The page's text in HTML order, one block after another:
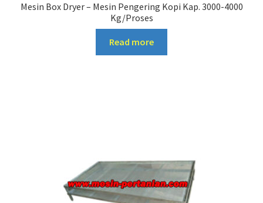
Mesin Box Dryer – Mesin Pengering Kopi Kap. 3000-4000
Kg/Proses
Read more